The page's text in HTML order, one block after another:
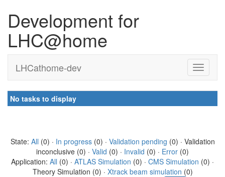
Development for
LHC@home
LHCathome-dev
No tasks to display
State: All (0) · In progress(0) · Validation pending (0) · Validation
inconclusive (0) · Valid (0) · Invalid (0) · Error (0)
Application: All (0) · ATLAS Simulation (0) · CMS Simulation (0) ·
Theory Simulation (0) · Xtrack beam simulation (0)